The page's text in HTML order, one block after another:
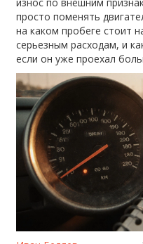
просто поменять
на каком пробеге стоит
серьезным расходам, и
если он уже проехал